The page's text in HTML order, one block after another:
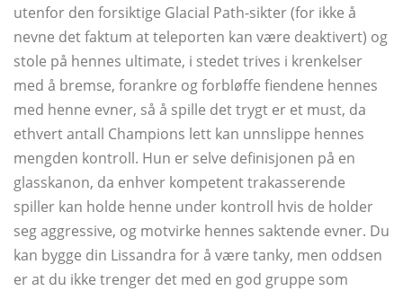
utenfor den forsiktige Glacial Path-sikter (for ikke å
nevne det faktum at teleporten kan være deaktivert) og
stole på hennes ultimate, i stedet trives i krenkelser
med å bremse, forankre og forbløffe fiendene hennes
med henne evner, så å spille det trygt er et must, da
ethvert antall Champions lett kan unnslippe hennes
mengden kontroll. Hun er selve definisjonen på en
glasskanon, da enhver kompetent trakasserende
spiller kan holde henne under kontroll hvis de holder
seg aggressive, og motvirke hennes saktende evner. Du
kan bygge din Lissandra for å være tanky, men oddsen
er at du ikke trenger det med en god gruppe som